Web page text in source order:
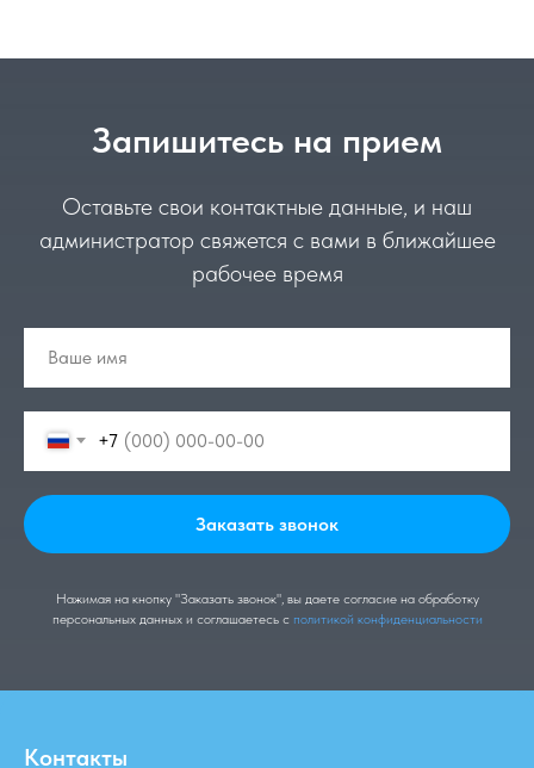
Запишитесь на прием
Оставьте свои контактные данные, и наш
администратор свяжется с вами в ближайшее
рабочее время
+7
Заказать звонок
Нажимая на кнопку "Заказать звонок", вы даете согласие на обработку
персональных данных и соглашаетесь c политикой конфиденциальности
Контакты